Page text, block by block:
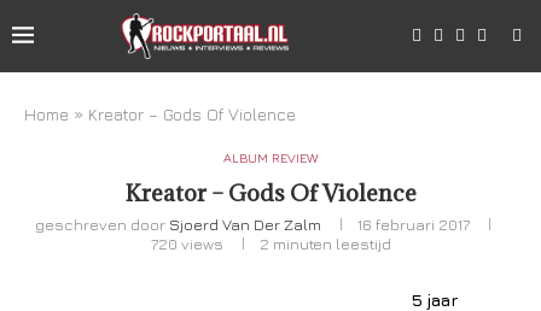
Home » Kreator – Gods Of Violence
ALBUM REVIEW
Kreator – Gods Of Violence
geschreven door Sjoerd Van Der Zalm
16 februari 2017
720 views 2 minuten leestijd
5 jaar